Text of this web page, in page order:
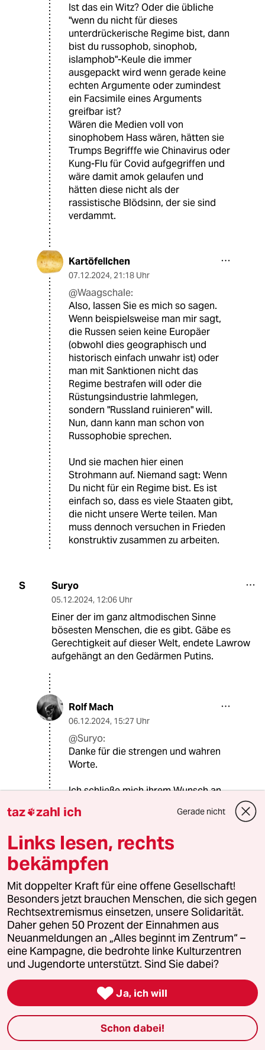
Ist das ein Witz? Oder die übliche
"wenn du nicht für dieses
unterdrückerische Regime bist, dann
bist du russophob, sinophob,
islamphob"-Keule die immer
ausgepackt wird wenn gerade keine
echten Argumente oder zumindest
ein Facsimile eines Arguments
greifbar ist?
Wären die Medien voll von
sinophobem Hass wären, hätten sie
Trumps Begrifffe wie Chinavirus oder
Kung-Flu für Covid aufgegriffen und
wäre damit amok gelaufen und
hätten diese nicht als der
rassistische Blödsinn, der sie sind
verdammt.
Kartöfellchen
07.12.2024, 21:18 Uhr
@Waagschale:
Also, lassen Sie es mich so sagen.
Wenn beispielsweise man mir sagt,
die Russen seien keine Europäer
(obwohl dies geographisch und
historisch einfach unwahr ist) oder
man mit Sanktionen nicht das
Regime bestrafen will oder die
Rüstungsindustrie lahmlegen,
sondern "Russland ruinieren" will.
Nun, dann kann man schon von
Russophobie sprechen.
Und sie machen hier einen
Strohmann auf. Niemand sagt: Wenn
Du nicht für ein Regime bist. Es ist
einfach so, dass es viele Staaten gibt,
die nicht unsere Werte teilen. Man
muss dennoch versuchen in Frieden
konstruktiv zusammen zu arbeiten.
S Suryo
05.12.2024, 12:06 Uhr
Einer der im ganz altmodischen Sinne
bösesten Menschen, die es gibt. Gäbe es
Gerechtigkeit auf dieser Welt, endete Lawrow
aufgehängt an den Gedärmen Putins.
Rolf Mach
06.12.2024, 15:27 Uhr
@Suryo:
Danke für die strengen und wahren
Worte.
Ich schließe mich ihrem Wunsch an.
1 Krise der Demokratie
AfD-Wählen als Triebabfuhr
2 Zivildienst
Zwangsdienst als Randnotiz
3 Niedrigwasser in Mittel- und Osteuropa
Stromkrise mit Ansage
taz zahl ich Gerade nicht
Links lesen, rechts
bekämpfen
Mit doppelter Kraft für eine offene Gesellschaft!
Besonders jetzt brauchen Menschen, die sich gegen
Rechtsextremismus einsetzen, unsere Solidarität.
Daher gehen 50 Prozent der Einnahmen aus
Neuanmeldungen an „Alles beginnt im Zentrum“ –
eine Kampagne, die bedrohte linke Kulturzentren
und Jugendorte unterstützt. Sind Sie dabei?
 Ja, ich will
Schon dabei!